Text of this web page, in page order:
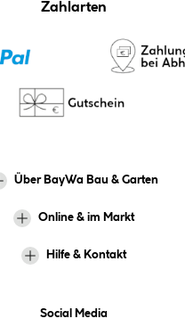
Zahlarten
Über BayWa Bau & Garten
Online & im Markt
Hilfe & Kontakt
Social Media